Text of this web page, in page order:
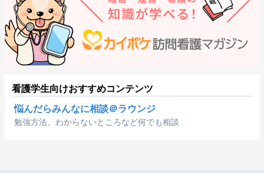
看護学生向けおすすめコンテンツ
悩んだらみんなに相談＠ラウンジ
勉強方法、わからないところなど何でも相談